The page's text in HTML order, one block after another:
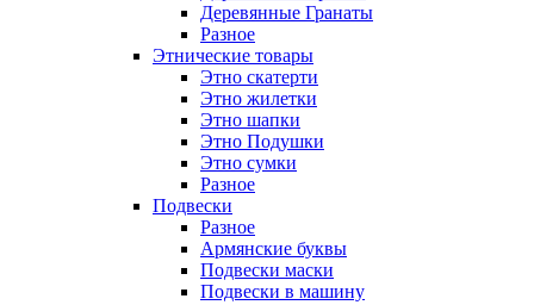
Деревянные Гранаты
Разное
Этнические товары
Этно скатерти
Этно жилетки
Этно шапки
Этно Подушки
Этно сумки
Разное
Подвески
Разное
Армянские буквы
Подвески маски
Подвески в машину